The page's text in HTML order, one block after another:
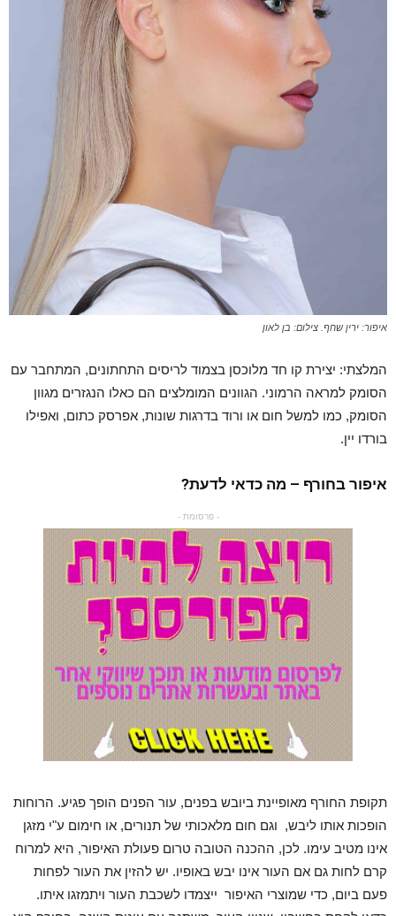
איפור: ירין שחף. צילום: בן לאון
המלצתי: יצירת קו חד מלוכסן בצמוד לריסים התחתונים, המתחבר עם
הסומק למראה הרמוני. הגוונים המומלצים הם כאלו הנגזרים מגוון
הסומק, כמו למשל חום או ורוד בדרגות שונות, אפרסק כתום, ואפילו
בורדו יין.
איפור בחורף – מה כדאי לדעת?
- פרסומת -
תקופת החורף מאופיינת ביובש בפנים, עור הפנים הופך פגיע. הרוחות
הופכות אותו ליבש, וגם חום מלאכותי של תנורים, או חימום ע"י מזגן
אינו מטיב עימו. לכן, ההכנה הטובה טרום פעולת האיפור, היא למרוח
קרם לחות גם אם העור אינו יבש באופיו. יש להזין את העור לפחות
פעם ביום, כדי שמוצרי האיפור ייצמדו לשכבת העור ויתמזגו איתו.